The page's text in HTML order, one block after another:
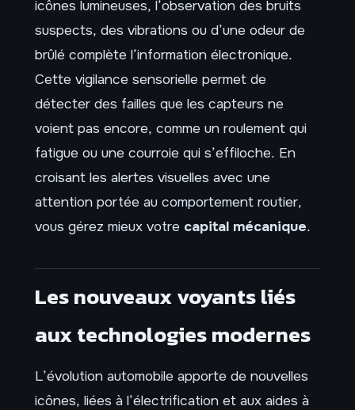
icônes lumineuses, l’observation des bruits
suspects, des vibrations ou d’une odeur de
brûlé complète l’information électronique.
Cette vigilance sensorielle permet de
détecter des failles que les capteurs ne
voient pas encore, comme un roulement qui
fatigue ou une courroie qui s’effiloche. En
croisant les alertes visuelles avec une
attention portée au comportement routier,
vous gérez mieux votre capital mécanique.
Les nouveaux voyants liés
aux technologies modernes
L’évolution automobile apporte de nouvelles
icônes, liées à l’électrification et aux aides à